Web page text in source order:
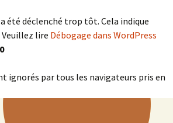
a été déclenché trop tôt. Cela indique
lire Débogage dans WordPress
ignorés par tous les navigateurs pris en